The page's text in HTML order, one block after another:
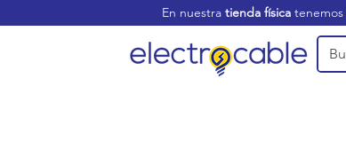
En nuestra tienda física tenemos